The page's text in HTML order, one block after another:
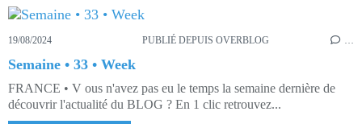
19/08/2024 PUBLIÉ DEPUIS OVERBLOG …
Semaine • 33 • Week
FRANCE • V ous n'avez pas eu le temps la semaine dernière de
découvrir l'actualité du BLOG ? En 1 clic retrouvez...